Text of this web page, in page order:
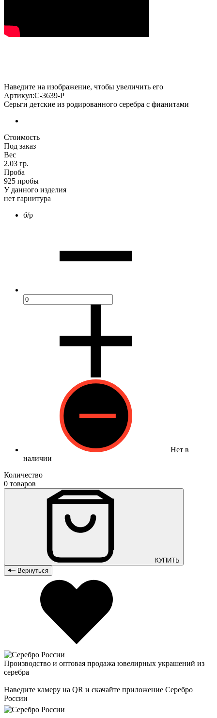
Наведите на изображение, чтобы увеличить его
Артикул:С-3639-Р
Серьги детские из родированного серебра с фианитами
Стоимость
Под заказ
Вес
2.03 гр.
Проба
925 пробы
У данного изделия
нет гарнитура
б/р
Нет в
наличии
Количество
0 товаров
КУПИТЬ
Вернуться
Производство и оптовая продажа ювелирных украшений из
серебра
Наведите камеру на QR и скачайте приложение Серебро
России